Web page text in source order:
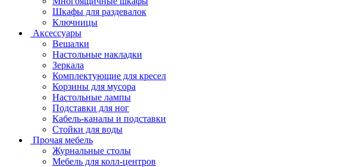
Шкафы для раздевалок
Ключницы
Аксессуары
Вешалки
Настольные накладки
Зеркала
Комплектующие для кресел
Корзины для мусора
Настольные лампы
Подставки для ног
Кабель-каналы и подставки
Стойки для воды
Прочая мебель
Журнальные столы
Мебель для колл-центров